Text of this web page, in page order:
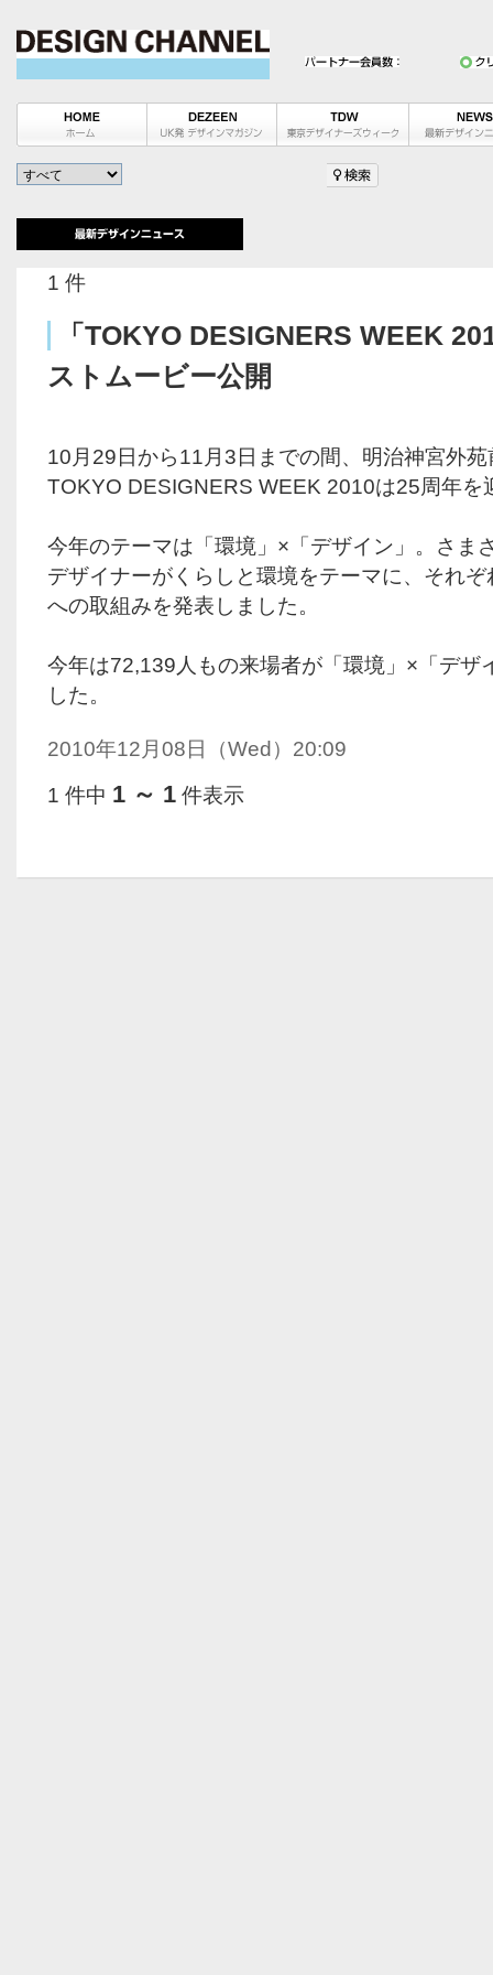
1 件
「TOKYO DESIGNERS WEEK
ストムービー公開
10月29日から11月3日までの間、明治神宮外
TOKYO DESIGNERS WEEK 2010は25周年を
今年のテーマは「環境」×「デザイン」。さま
デザイナーがくらしと環境をテーマに、それ
への取組みを発表しました。
今年は72,139人もの来場者が「環境」×「デザ
した。
2010年12月08日（Wed）20:09
1 件中 1 ～ 1 件表示